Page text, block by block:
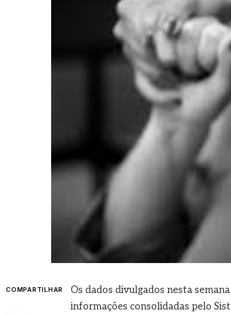
COMPARTILHAR
Os dados divulgados nesta
informações consolidadas pelo